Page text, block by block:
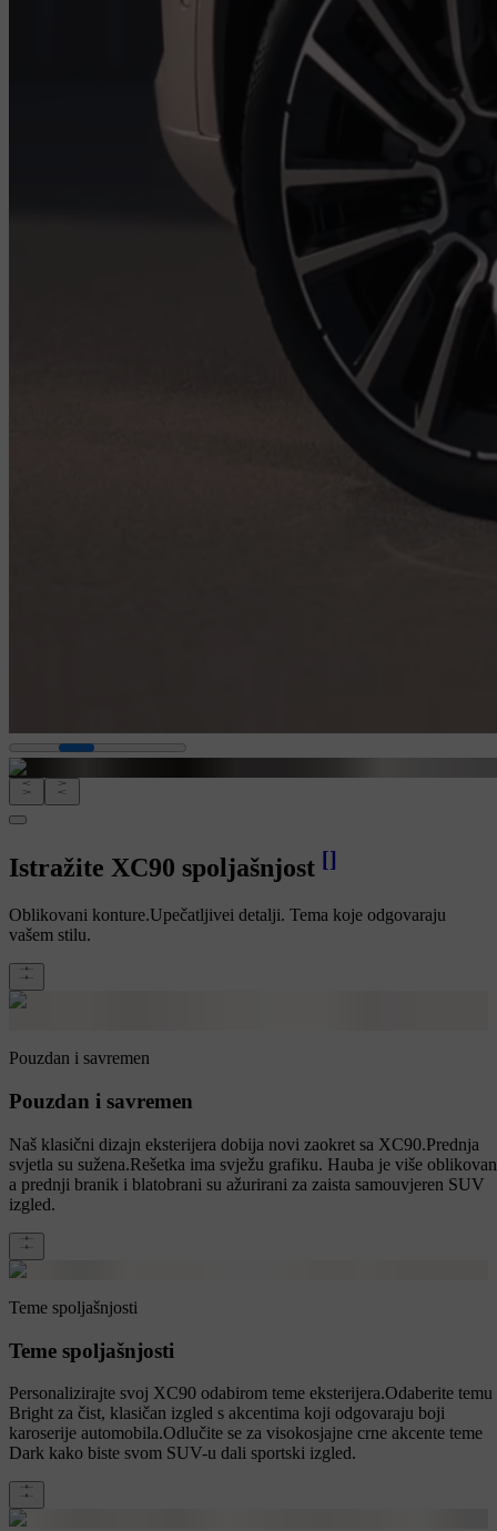
Istražite XC90 spoljašnjost []
Oblikovani konture.Upečatljivei detalji. Tema koje odgovaraju
vašem stilu.
Pouzdan i savremen
Pouzdan i savremen
Naš klasični dizajn eksterijera dobija novi zaokret sa XC90.Prednja
svjetla su sužena.Rešetka ima svježu grafiku. Hauba je više
a prednji branik i blatobrani su ažurirani za zaista samouvjeren SUV
izgled.
Teme spoljašnjosti
Teme spoljašnjosti
Personalizirajte svoj XC90 odabirom teme eksterijera.Odaberite temu
Bright za čist, klasičan izgled s akcentima koji odgovaraju boji
karoserije automobila.Odlučite se za visokosjajne crne akcente teme
Dark kako biste svom SUV-u dali sportski izgled.